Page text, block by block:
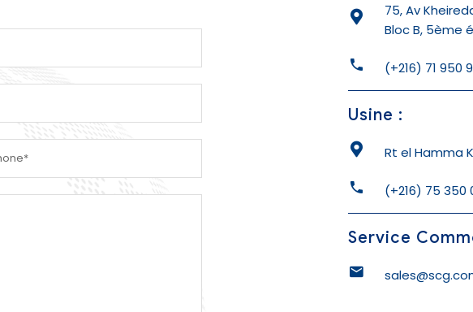
75, Av
Bloc B, 5ème
(+216) 71 950
Usine :
Rt el Hamma
(+216) 75 350
Service